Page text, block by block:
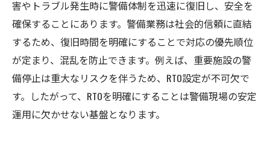
警備体制の強化とRTOの相関関係を解説
警備業務の安定運用にRTOが不可欠な理由
警備におけるRTOとRPOの違いを解説
警備業務でのRTOとRPOの基本的な違い
警備分野におけるRTOとRPOの役割比較
RTOとRPOが警備現場で果たす異なる意義
害やトラブル発生時に警備体制を迅速に復旧し、安全を
確保することにあります。警備業務は社会的信頼に直結
するため、復旧時間を明確にすることで対応の優先順位
が定まり、混乱を防止できます。例えば、重要施設の警
備停止は重大なリスクを伴うため、RTO設定が不可欠で
す。したがって、RTOを明確にすることは警備現場の安定
運用に欠かせない基盤となります。